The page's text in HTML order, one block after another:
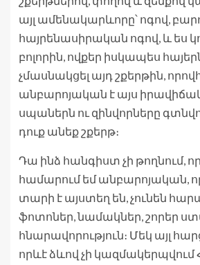
այլ ամենակարևորը՝ ոգով,
հայրենասիրական ոգով, և ես
բոլորին, ովքեր իսկապես
չմասնակցել այդ շքերթին,
անբարոյական է այս
սպաներն ու զինվորները
դուք անեք շքերթ։
Դա ինձ հանգիստ չի թողնում,
համարում եմ անբարոյական,
տարի է այստեղ են, չունեն
ֆոտոներ, նամակներ, շորեր
հնարավորություն։ Մեկ այլ
որևէ ձևով չի